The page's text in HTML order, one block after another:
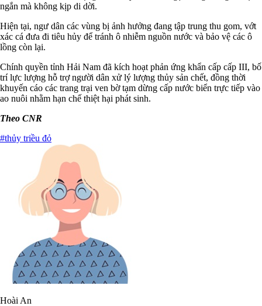
ngắn mà không kịp di dời.
Hiện tại, ngư dân các vùng bị ảnh hưởng đang tập trung thu gom, vớt
xác cá đưa đi tiêu hủy để tránh ô nhiễm nguồn nước và bảo vệ các ô
lồng còn lại.
Chính quyền tỉnh Hải Nam đã kích hoạt phản ứng khẩn cấp cấp III, bố
trí lực lượng hỗ trợ người dân xử lý lượng thủy sản chết, đồng thời
khuyến cáo các trang trại ven bờ tạm dừng cấp nước biển trực tiếp vào
ao nuôi nhằm hạn chế thiệt hại phát sinh.
Theo CNR
#thủy triều đỏ
Hoài An